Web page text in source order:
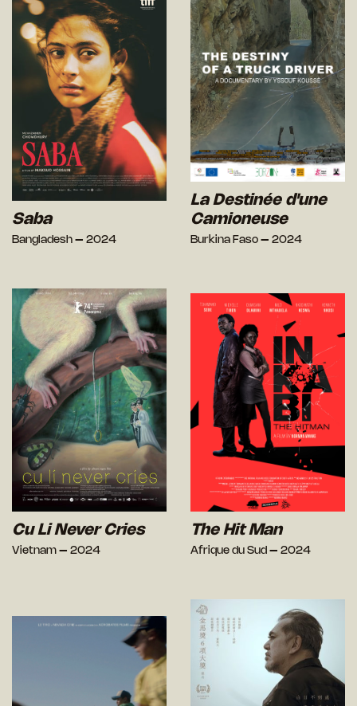
Saba
Bangladesh – 2024
La Destinée d'une
Camioneuse
Burkina Faso – 2024
Cu Li Never Cries
Vietnam – 2024
The Hit Man
Afrique du Sud – 2024